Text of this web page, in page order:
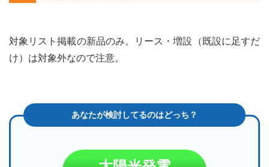
対象リスト掲載の新品のみ。リース・増設（既設に足すだ
け）は対象外なので注意。